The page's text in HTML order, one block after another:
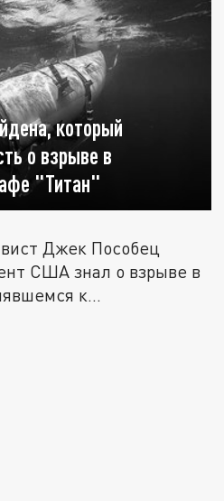
который
о взрыве в
"Титан"
Джек Пособец
США знал о взрыве в
к...